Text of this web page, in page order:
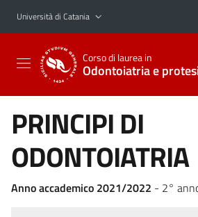
Vai al contenuto principale
Vai al menu di navigazione
Università di Catania
Corso di laurea in
Odontoiatria e
PRINCIPI DI
ODONTOIATRIA
Anno accademico 2021/2022 - 2°